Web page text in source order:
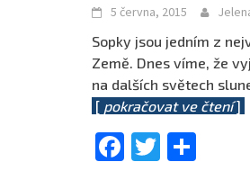
5 června, 2015
Sopky jsou jedním z
Země. Dnes víme, že
na dalších světech
[ pokračovat ve čtení]
Facebook
Twitter